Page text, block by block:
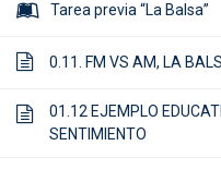
Tarea previa “La Balsa”
0.11. FM VS AM, LA
01.12 EJEMPLO
SENTIMIENTO